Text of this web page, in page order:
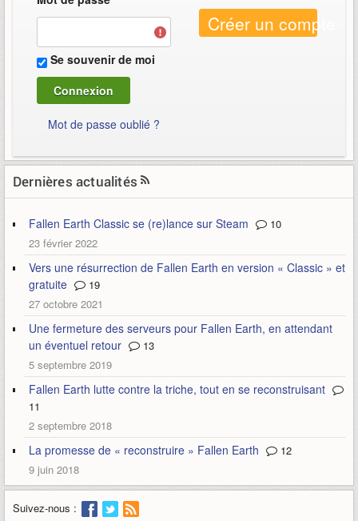
Se souvenir de moi
Mot de passe oublié ?
Créer un compte
Dernières actualités
Fallen Earth Classic se (re)lance sur Steam
10
23 février 2022
Vers une résurrection de Fallen Earth en version « Classic » et
gratuite
19
27 octobre 2021
Une fermeture des serveurs pour Fallen Earth, en attendant
un éventuel retour
13
5 septembre 2019
Fallen Earth lutte contre la triche, tout en se reconstruisant
11
2 septembre 2018
La promesse de « reconstruire » Fallen Earth
12
9 juin 2018
Suivez-nous :